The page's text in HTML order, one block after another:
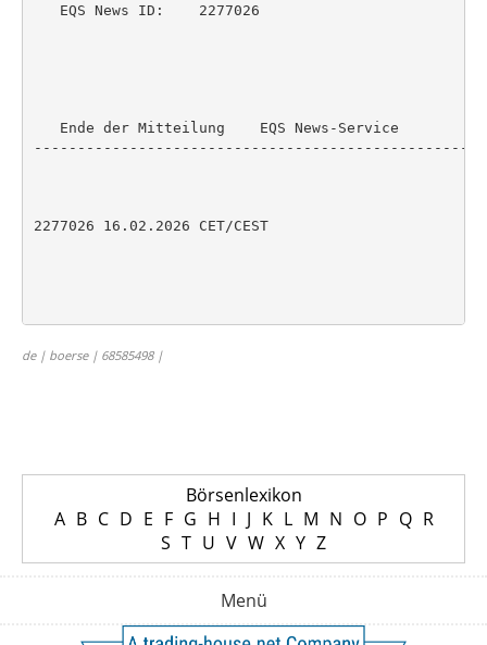
   EQS News ID:    2277026
   Ende der Mitteilung    EQS News-Service
2277026 16.02.2026 CET/CEST
de | boerse | 68585498 |
Börsenlexikon
A B C D E F G H I J K L M N O P Q R
S T U V W X Y Z
Menü